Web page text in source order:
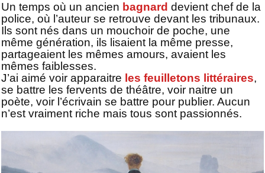
Un temps où un ancien bagnard devient chef de la
police, où l’auteur se retrouve devant les tribunaux.
Ils sont nés dans un mouchoir de poche, une
même génération, ils lisaient la même presse,
partageaient les mêmes amours, avaient les
mêmes faiblesses.
J’ai aimé voir apparaitre les feuilletons littéraires,
se battre les fervents de théâtre, voir naitre un
poète, voir l’écrivain se battre pour publier. Aucun
n’est vraiment riche mais tous sont passionnés.